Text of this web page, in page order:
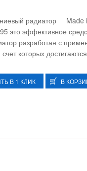
радиатор Made
это эффективное
разработан с
которых